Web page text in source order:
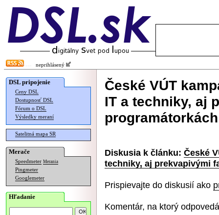
neprihlásený
DSL pripojenie
Ceny DSL
Dostupnosť DSL
Fórum o DSL
Výsledky meraní
Satelitná mapa SR
Merače
Speedmeter Merania
Pingmeter
Googlemeter
Hľadanie
České VÚT
IT a techniky, aj
programátorkách
Diskusia k článku: České
techniky, aj prekvapivými
Prispievajte do diskusií ako
Komentár, na ktorý